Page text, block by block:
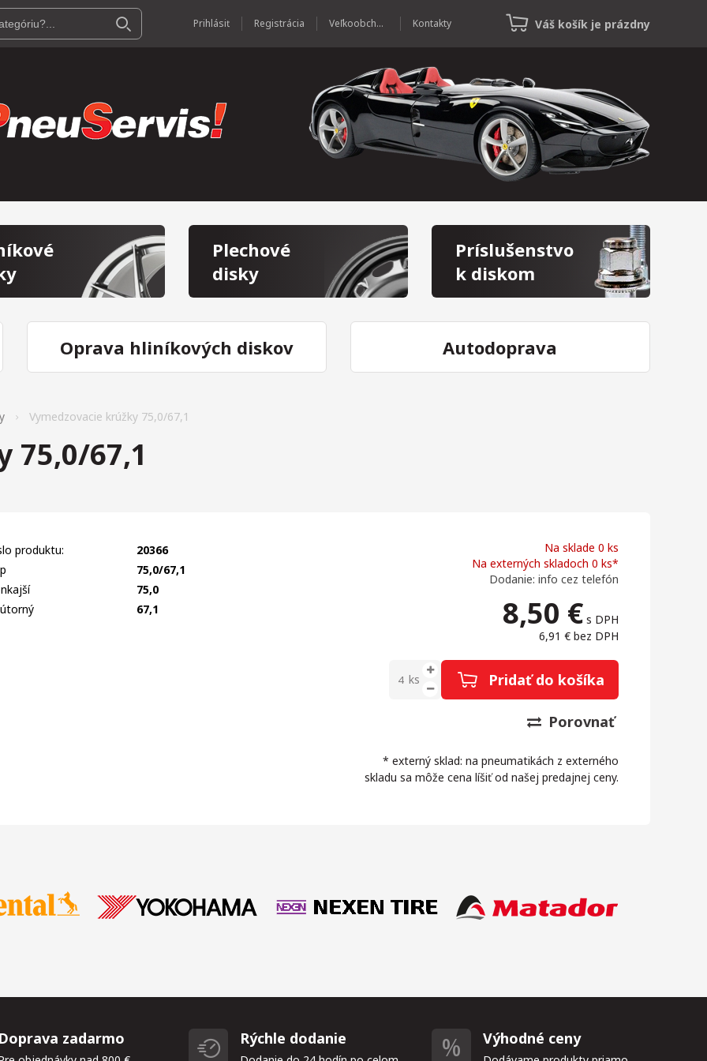
Prihlásiť Registrácia Veľkoobchod Kontakty Váš košík je prázdny
Plechové
disky
Príslušenstvo
k diskom
Oprava hliníkových diskov Autodoprava
Vymedzovacie krúžky 75,0/67,1
75,0/67,1
Na sklade 0 ks
Na externých skladoch 0 ks*
Dodanie: info cez telefón
8,50 € s DPH
6,91 € bez DPH
ks Pridať do košíka
Porovnať
* externý sklad: na pneumatikách z externého
skladu sa môže cena líšiť od našej predajnej ceny.
produktu:
20366
75,0/67,1
75,0
67,1
zadarmo Rýchle dodanie Výhodné ceny